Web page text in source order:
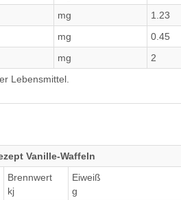
mg 1.23
mg 0.45
mg 2
Lebensmittel.
Vanille-Waffeln
Brennwert
kj
Eiweiß
g